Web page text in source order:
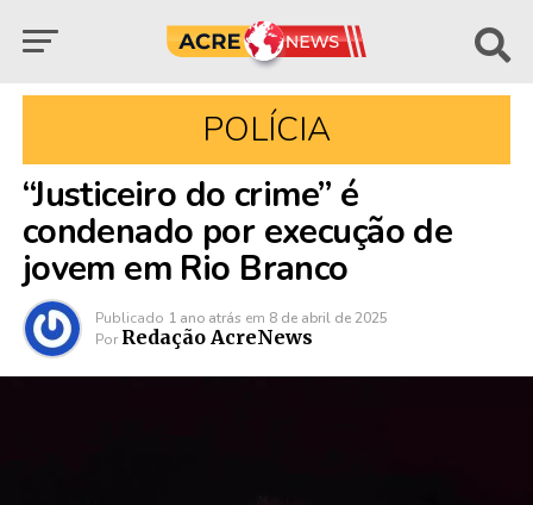
POLÍCIA
“Justiceiro do crime” é
condenado por execução de
jovem em Rio Branco
Publicado 1 ano atrás em 8 de abril de 2025
Por Redação AcreNews